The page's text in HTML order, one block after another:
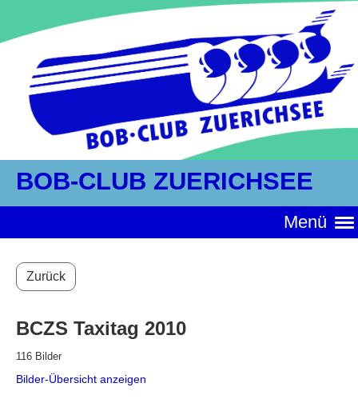
BOB-CLUB ZUERICHSEE
Menü
Zurück
BCZS Taxitag 2010
116 Bilder
Bilder-Übersicht anzeigen